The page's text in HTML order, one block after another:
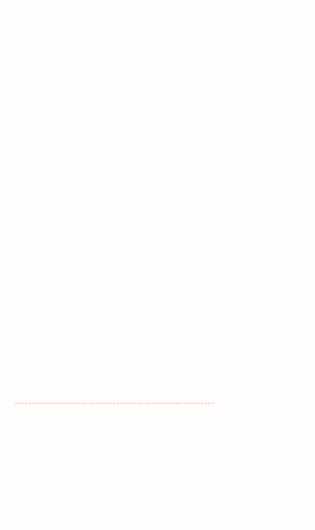
---------------------------------------------------------